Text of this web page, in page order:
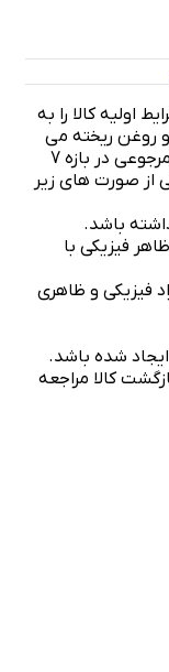
اولیه کالا را به
روغن ریخته می
شود شامل این موضوع نمی شود) امکان مرجوعی در بازه 7
از صورت های زیر
فیزیکی با
فیزیکی و ظاهری
کالا مراجعه